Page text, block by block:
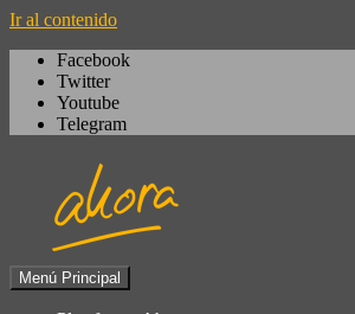
Ir al contenido
Facebook
Twitter
Youtube
Telegram
Menú Principal